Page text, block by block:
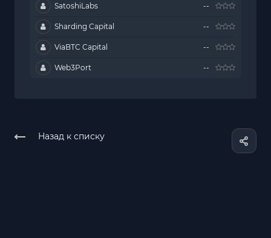
SatoshiLabs --
Sharding Capital --
ViaBTC Capital --
Web3Port --
Назад к списку